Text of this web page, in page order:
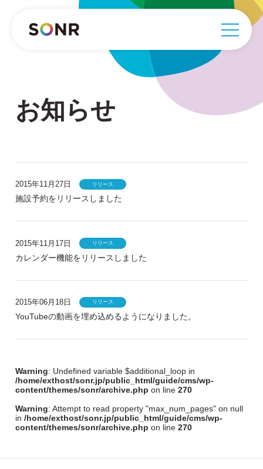
お知らせ
2015年11月27日 リリース
施設予約をリリースしました
2015年11月17日 リリース
カレンダー機能をリリースしました
2015年06月18日 リリース
YouTubeの動画を埋め込めるようになりました。
Warning: Undefined variable $additional_loop in
/home/exthost/sonr.jp/public_html/guide/cms/wp-
content/themes/sonr/archive.php on line270
Warning: Attempt to read property "max_num_pages" on null
in/home/exthost/sonr.jp/public_html/guide/cms/wp-
content/themes/sonr/archive.php on line270